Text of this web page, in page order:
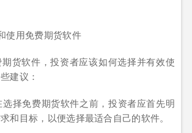
使用免费期货软件
货软件，投资者应该如何选择并有效使
建议：
择免费期货软件之前，投资者应首先明
和目标，以便选择最适合自己的软件。